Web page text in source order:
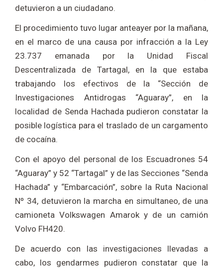
detuvieron a un ciudadano.
El procedimiento tuvo lugar anteayer por la mañana,
en el marco de una causa por infracción a la Ley
23.737 emanada por la Unidad Fiscal
Descentralizada de Tartagal, en la que estaba
trabajando los efectivos de la “Sección de
Investigaciones Antidrogas “Aguaray”, en la
localidad de Senda Hachada pudieron constatar la
posible logística para el traslado de un cargamento
de cocaína.
Con el apoyo del personal de los Escuadrones 54
“Aguaray” y 52 “Tartagal” y de las Secciones “Senda
Hachada” y “Embarcación”, sobre la Ruta Nacional
Nº 34, detuvieron la marcha en simultaneo, de una
camioneta Volkswagen Amarok y de un camión
Volvo FH420.
De acuerdo con las investigaciones llevadas a
cabo, los gendarmes pudieron constatar que la